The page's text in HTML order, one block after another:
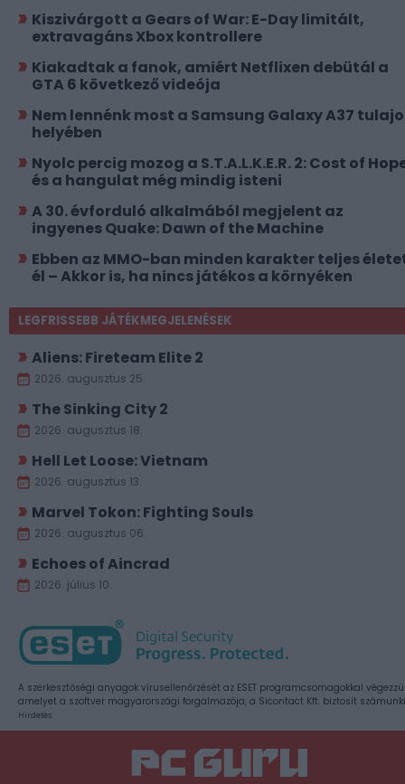
Kiszivárgott a Gears of War: E-Day limitált,
extravagáns Xbox kontrollere
Kiakadtak a fanok, amiért Netflixen debütál a
GTA 6 következő videója
Nem lennénk most a Samsung Galaxy A37
helyében
Nyolc percig mozog a S.T.A.L.K.E.R. 2: Cost of
és a hangulat még mindig isteni
A 30. évforduló alkalmából megjelent az
ingyenes Quake: Dawn of the Machine
Ebben az MMO-ban minden karakter teljes
él – Akkor is, ha nincs játékos a környéken
LEGFRISSEBB JÁTÉKMEGJELENÉSEK
Aliens: Fireteam Elite 2
2026. augusztus 25.
The Sinking City 2
2026. augusztus 18.
Hell Let Loose: Vietnam
2026. augusztus 13.
Marvel Tokon: Fighting Souls
2026. augusztus 06.
Echoes of Aincrad
2026. július 10.
A szerkesztőségi anyagok vírusellenőrzését az ESET programcsomagokkal
amelyet a szoftver magyarországi forgalmazója, a Sicontact Kft. biztosít
Hirdetés